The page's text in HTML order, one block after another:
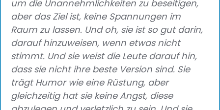
um die Unannehmlichkeiten zu beseitigen,
aber das Ziel ist, keine Spannungen im
Raum zu lassen. Und oh, sie ist so gut darin,
darauf hinzuweisen, wenn etwas nicht
stimmt. Und sie weist die Leute darauf hin,
dass sie nicht ihre beste Version sind. Sie
trägt Humor wie eine Rüstung, aber
gleichzeitig hat sie keine Angst, diese